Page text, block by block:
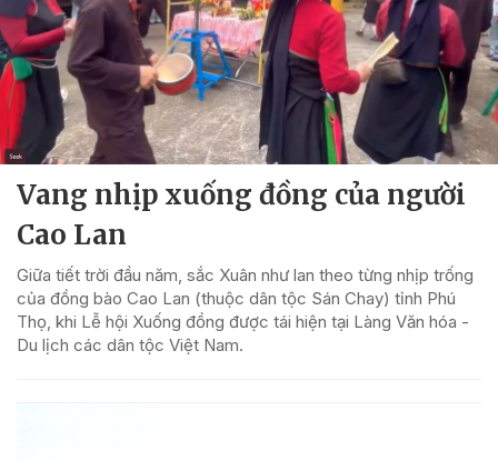
Vang nhịp xuống đồng của người
Cao Lan
Giữa tiết trời đầu năm, sắc Xuân như lan theo từng nhịp trống
của đồng bào Cao Lan (thuộc dân tộc Sán Chay) tỉnh Phú
Thọ, khi Lễ hội Xuống đồng được tái hiện tại Làng Văn hóa -
Du lịch các dân tộc Việt Nam.